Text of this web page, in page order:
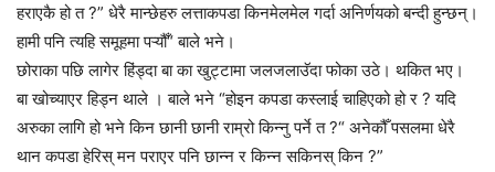
हराएकै हो त ?” धेरै मान्छेहरु लत्ताकपडा किनमेलमेल गर्दा अनिर्णयको बन्दी हुन्छन्।
हामी पनि त्यहि समूहमा पऱ्यौँ“ बाले भने।
छोराका पछि लागेर हिंड्दा बा का खुट्टामा जलजलाउॅदा फोका उठे। थकित भए।
बा खोच्याएर हिड्न थाले । बाले भने “होइन कपडा कस्लाई चाहिएको हो र ? यदि
अरुका लागि हो भने किन छानी छानी राम्रो किन्नु पर्ने त ?“ अनेकौँ पसलमा धेरै
थान कपडा हेरिस् मन पराएर पनि छान्न र किन्न सकिनस् किन ?”